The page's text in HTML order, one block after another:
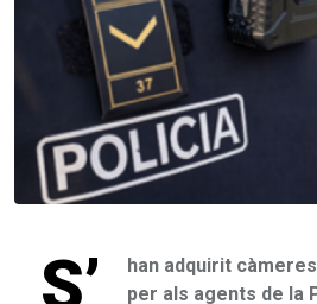
S’
han adquirit
per als agents de la